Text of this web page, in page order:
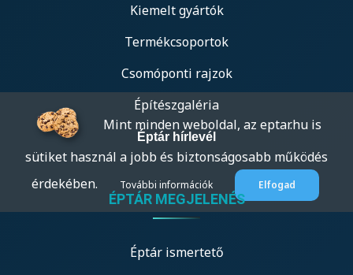
Kiemelt gyártók
Termékcsoportok
Csomóponti rajzok
Építészgaléria
Éptár hírlevél
ÉPTÁR MEGJELENÉS
Éptár ismertető
Mint minden weboldal, az eptar.hu is
sütiket használ a jobb és biztonságosabb működés
érdekében.
További információk Elfogad